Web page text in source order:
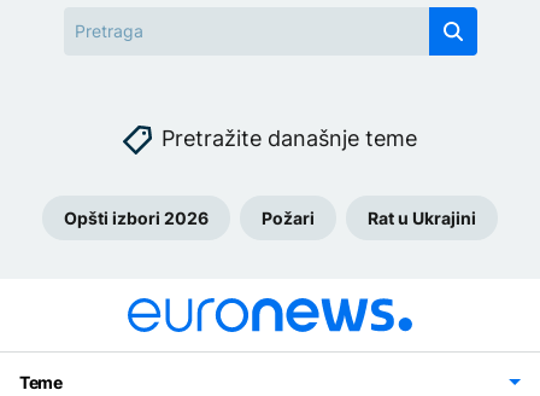
Pretražite današnje teme
Opšti izbori 2026 Požari Rat u Ukrajini
Teme